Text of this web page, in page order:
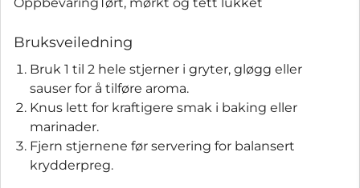
Bruksveiledning
Bruk 1 til 2 hele stjerner i gryter, gløgg eller
sauser for å tilføre aroma.
Knus lett for kraftigere smak i baking eller
marinader.
Fjern stjernene før servering for balansert
krydderpreg.